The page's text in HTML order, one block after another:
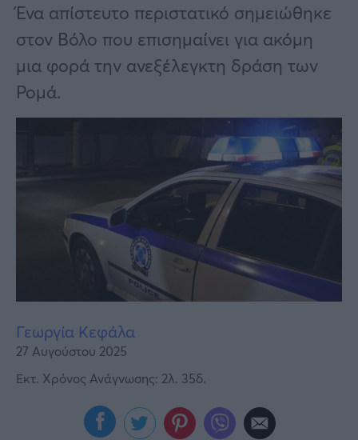
ΕΣΠΑ
Lifestyle
Αθλητικά
Υγεία
Γυναίκα
Ένα απίστευτο περιστατικό σημειώθηκε
στον Βόλο που επισημαίνει για ακόμη
μια φορά την ανεξέλεγκτη δράση των
Ρομά.
Γεωργία Κεφάλα
27 Αυγούστου 2025
Εκτ. Χρόνος Ανάγνωσης: 2λ. 35δ.